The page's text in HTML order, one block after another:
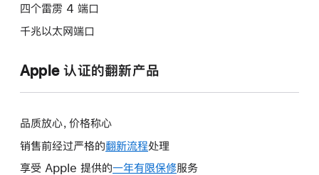
四个雷雳 4 端口
千兆以太网端口
Apple 认证的翻新产品
品质放心，价格称心
销售前经过严格的翻新流程处理
享受 Apple 提供的一年有限保修此
服务